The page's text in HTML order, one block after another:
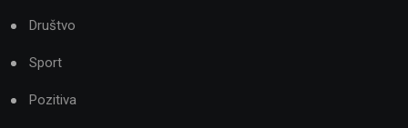
Društvo
Sport
Pozitiva